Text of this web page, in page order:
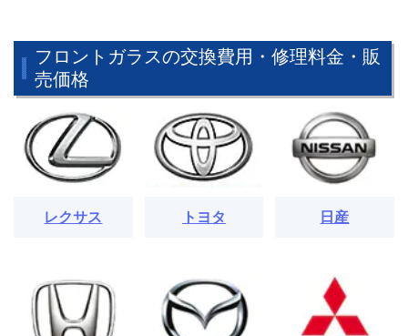
フロントガラスの交換費用・修理料金・販
売価格
レクサス トヨタ 日産